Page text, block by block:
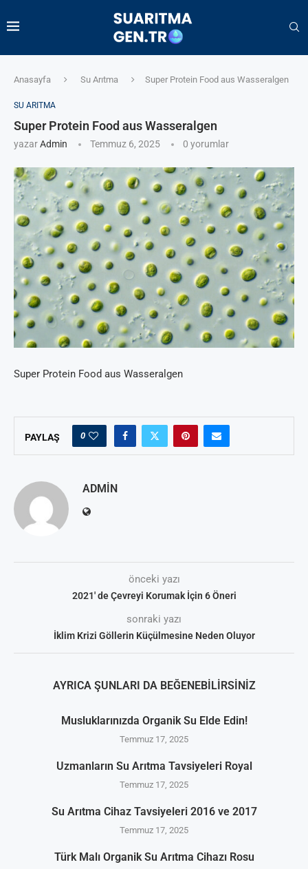
Anasayfa Su Arıtma Super Protein Food aus Wasseralgen
SU ARITMA
Super Protein Food aus Wasseralgen
yazarAdmin Temmuz 6, 2025 0 yorumlar
Super Protein Food aus Wasseralgen
PAYLAŞ 0
ADMIN
önceki yazı
2021′ de Çevreyi Korumak İçin 6 Öneri
sonraki yazı
İklim Krizi Göllerin Küçülmesine Neden Oluyor
AYRICA ŞUNLARI DA BEĞENEBILIRSINIZ
Musluklarınızda Organik Su Elde Edin!
Temmuz 17, 2025
Uzmanların Su Arıtma Tavsiyeleri Royal
Temmuz 17, 2025
Su Arıtma Cihaz Tavsiyeleri 2016 ve 2017
Temmuz 17, 2025
Türk Malı Organik Su Arıtma Cihazı Rosu